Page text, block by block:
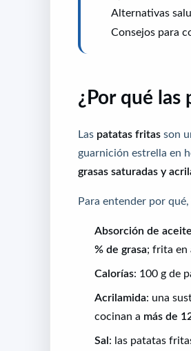
Alternativas
Consejos para
¿Por qué las
Las patatas fritas son
guarnición estrella en
grasas saturadas y
Para entender por
Absorción de aceite
% de grasa; frita en
Calorías: 100 g de
Acrilamida: una
cocinan a más de
Sal: las patatas